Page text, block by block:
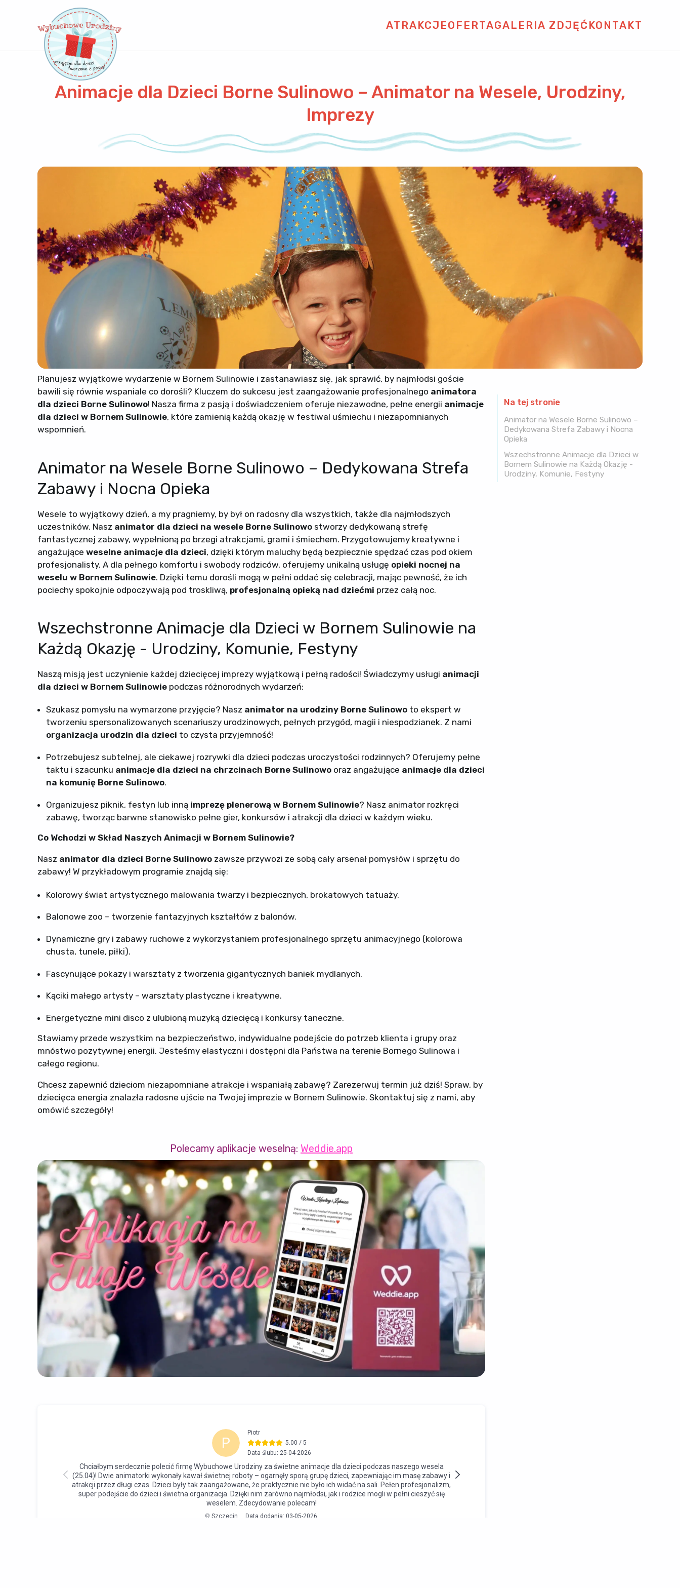
ATRAKCJEOFERTAGALERIA ZDJĘĆ KONTAKT
Animacje dla Dzieci Borne Sulinowo – Animator na Wesele, Urodziny,
Imprezy
Planujesz wyjątkowe wydarzenie w Bornem Sulinowie i zastanawiasz się, jak sprawić, by najmłodsi goście
bawili się równie wspaniale co dorośli? Kluczem do sukcesu jest zaangażowanie profesjonalnego animatora
dla dzieci Borne Sulinowo! Nasza firma z pasją i doświadczeniem oferuje niezawodne, pełne energii animacje
dla dzieci w Bornem Sulinowie, które zamienią każdą okazję w festiwal uśmiechu i niezapomnianych
wspomnień.
Animator na Wesele Borne Sulinowo – Dedykowana Strefa
Zabawy i Nocna Opieka
Wesele to wyjątkowy dzień, a my pragniemy, by był on radosny dla wszystkich, także dla najmłodszych
uczestników. Nasz animator dla dzieci na wesele Borne Sulinowostworzy dedykowaną strefę
fantastycznej zabawy, wypełnioną po brzegi atrakcjami, grami i śmiechem. Przygotowujemy kreatywne i
angażujące weselne animacje dla dzieci, dzięki którym maluchy będą bezpiecznie spędzać czas pod okiem
profesjonalisty. A dla pełnego komfortu i swobody rodziców, oferujemy unikalną usługę opieki nocnej na
weselu w Bornem Sulinowie. Dzięki temu dorośli mogą w pełni oddać się celebracji, mając pewność, że ich
pociechy spokojnie odpoczywają pod troskliwą, profesjonalną opieką nad dziećmi przez całą noc.
Wszechstronne Animacje dla Dzieci w Bornem Sulinowie na
Każdą Okazję - Urodziny, Komunie, Festyny
Naszą misją jest uczynienie każdej dziecięcej imprezy wyjątkową i pełną radości! Świadczymy usługi animacji
dla dzieci w Bornem Sulinowiepodczas różnorodnych wydarzeń:
Szukasz pomysłu na wymarzone przyjęcie? Nasz animator na urodziny Borne Sulinowoto ekspert w
tworzeniu spersonalizowanych scenariuszy urodzinowych, pełnych przygód, magii i niespodzianek. Z nami
organizacja urodzin dla dzieci to czysta przyjemność!
Potrzebujesz subtelnej, ale ciekawej rozrywki dla dzieci podczas uroczystości rodzinnych? Oferujemy pełne
taktu i szacunku animacje dla dzieci na chrzcinach Borne Sulinowooraz angażujące animacje dla dzieci
na komunię Borne Sulinowo.
Organizujesz piknik, festyn lub inną imprezę plenerową w Bornem Sulinowie? Nasz animator rozkręci
zabawę, tworząc barwne stanowisko pełne gier, konkursów i atrakcji dla dzieci w każdym wieku.
Co Wchodzi w Skład Naszych Animacji w Bornem Sulinowie?
Nasz animator dla dzieci Borne Sulinowozawsze przywozi ze sobą cały arsenał pomysłów i sprzętu do
zabawy! W przykładowym programie znajdą się:
Kolorowy świat artystycznego malowania twarzy i bezpiecznych, brokatowych tatuaży.
Balonowe zoo – tworzenie fantazyjnych kształtów z balonów.
Dynamiczne gry i zabawy ruchowe z wykorzystaniem profesjonalnego sprzętu animacyjnego (kolorowa
chusta, tunele, piłki).
Fascynujące pokazy i warsztaty z tworzenia gigantycznych baniek mydlanych.
Kąciki małego artysty – warsztaty plastyczne i kreatywne.
Energetyczne mini disco z ulubioną muzyką dziecięcą i konkursy taneczne.
Stawiamy przede wszystkim na bezpieczeństwo, indywidualne podejście do potrzeb klienta i grupy oraz
mnóstwo pozytywnej energii. Jesteśmy elastyczni i dostępni dla Państwa na terenie Bornego Sulinowa i
całego regionu.
Chcesz zapewnić dzieciom niezapomniane atrakcje i wspaniałą zabawę? Zarezerwuj termin już dziś! Spraw, by
dziecięca energia znalazła radosne ujście na Twojej imprezie w Bornem Sulinowie. Skontaktuj się z nami, aby
omówić szczegóły!
Polecamy aplikacje weselną: Weddie.app
Na tej stronie
Animator na Wesele Borne Sulinowo –
Dedykowana Strefa Zabawy i Nocna
Opieka
Wszechstronne Animacje dla Dzieci w
Bornem Sulinowie na Każdą Okazję -
Urodziny, Komunie, Festyny